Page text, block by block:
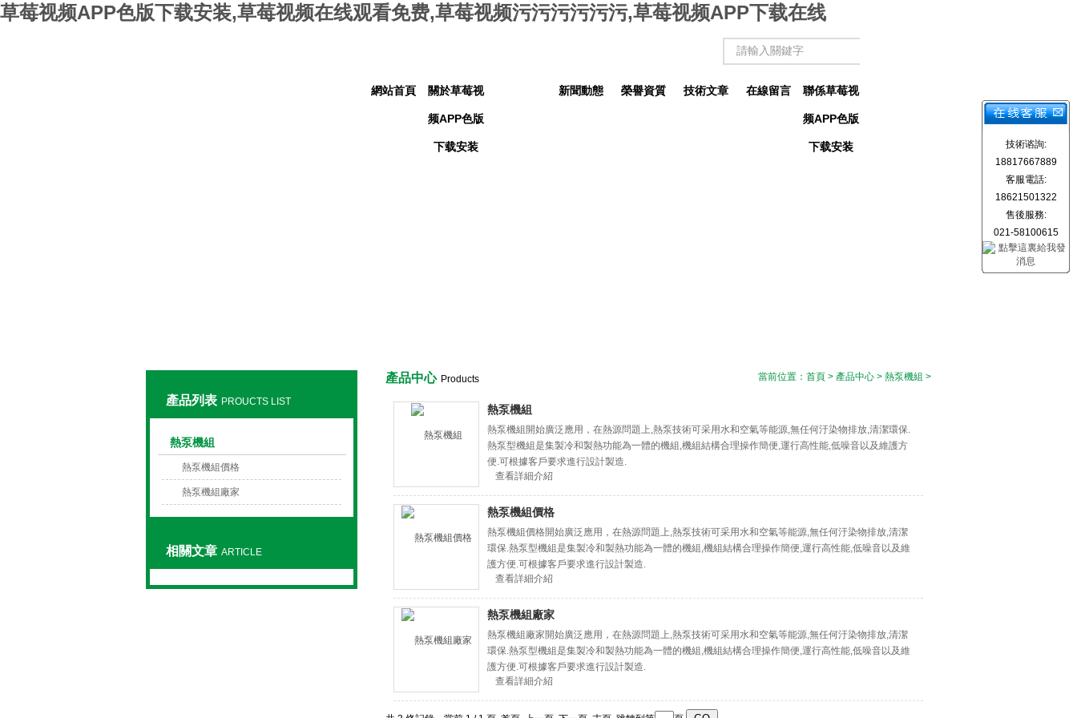
草莓视频APP色版下载安装,草莓视频在线观看免费,草莓视频污污污污污污,草莓视频APP下载在线
網站首頁 關於草莓视
频APP色版
下载安装
新聞動態 榮譽資質 技術文章 在線留言 聯係草莓视
频APP色版
下载安装
產品列表 PROUCTS LIST
熱泵機組
熱泵機組價格
熱泵機組廠家
相關文章 ARTICLE
產品中心 Products 當前位置： 首頁 > 產品中心 > 熱泵機組 >
熱泵機組
熱泵機組開始廣泛應用，在熱源問題上,熱泵技術可采用水和空氣等能源,無任何汙染物排放,清潔環保.
熱泵型機組是集製冷和製熱功能為一體的機組,機組結構合理操作簡便,運行高性能,低噪音以及維護方
便.可根據客戶要求進行設計製造.
查看詳細介紹
熱泵機組價格
熱泵機組價格開始廣泛應用，在熱源問題上,熱泵技術可采用水和空氣等能源,無任何汙染物排放,清潔
環保.熱泵型機組是集製冷和製熱功能為一體的機組,機組結構合理操作簡便,運行高性能,低噪音以及維
護方便.可根據客戶要求進行設計製造.
查看詳細介紹
熱泵機組廠家
熱泵機組廠家開始廣泛應用，在熱源問題上,熱泵技術可采用水和空氣等能源,無任何汙染物排放,清潔
環保.熱泵型機組是集製冷和製熱功能為一體的機組,機組結構合理操作簡便,運行高性能,低噪音以及維
護方便.可根據客戶要求進行設計製造.
查看詳細介紹
技術谘詢:
18817667889
客服電話:
18621501322
售後服務:
021-58100615